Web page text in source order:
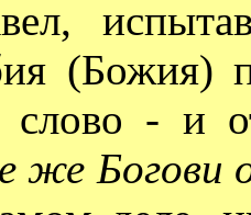
(Божия)
слово - и
же Богови